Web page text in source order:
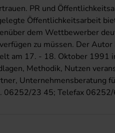
PR und
Öffentlichkeitsarbeit
dem Wettbewerber
zu müssen. Der Autor
am 17. - 18. Oktober 1991
Methodik, Nutzen
06252/23 45; Telefax